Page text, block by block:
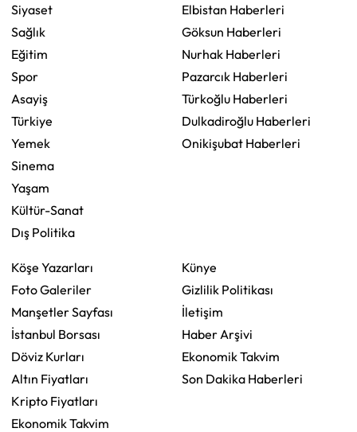
Siyaset
Sağlık
Eğitim
Spor
Asayiş
Türkiye
Yemek
Sinema
Yaşam
Kültür-Sanat
Dış Politika
Elbistan Haberleri
Göksun Haberleri
Nurhak Haberleri
Pazarcık Haberleri
Türkoğlu Haberleri
Dulkadiroğlu Haberleri
Onikişubat Haberleri
Köşe Yazarları
Foto Galeriler
Manşetler Sayfası
İstanbul Borsası
Döviz Kurları
Altın Fiyatları
Kripto Fiyatları
Ekonomik Takvim
Künye
Gizlilik Politikası
İletişim
Haber Arşivi
Ekonomik Takvim
Son Dakika Haberleri